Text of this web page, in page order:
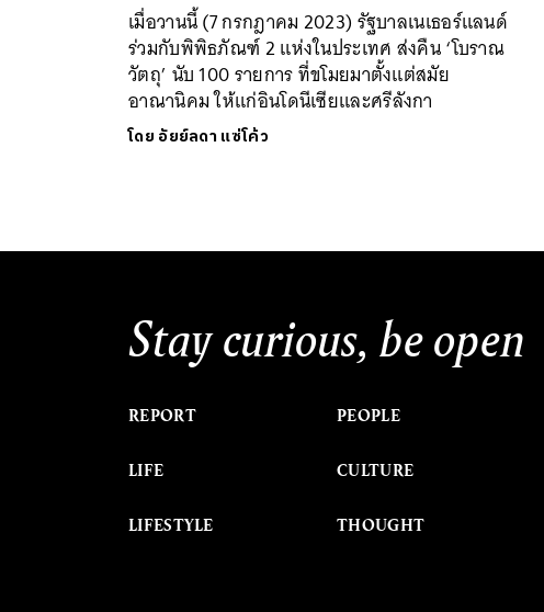
เมื่อวานนี้ (7 กรกฎาคม 2023) รัฐบาลเนเธอร์แลนด์
ร่วมกับพิพิธภัณฑ์ 2 แห่งในประเทศ ส่งคืน ‘โบราณ
วัตถุ’ นับ 100 รายการ ที่ขโมยมาตั้งแต่สมัย
อาณานิคม ให้แก่อินโดนีเซียและศรีลังกา
โดย อัยย์ลดา แซ่โค้ว
Stay curious, be open
REPORT
LIFE
LIFESTYLE
PEOPLE
CULTURE
THOUGHT